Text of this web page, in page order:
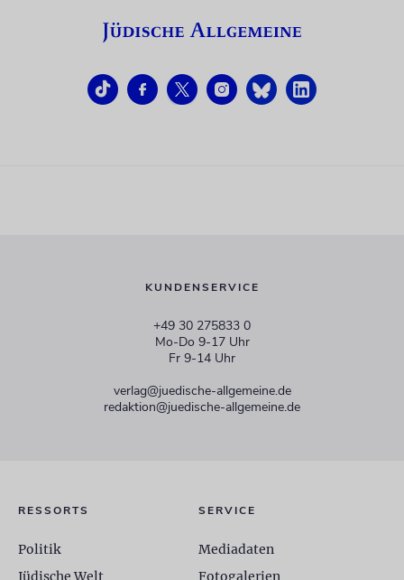
KUNDENSERVICE
+49 30 275833 0
Mo-Do 9-17 Uhr
Fr 9-14 Uhr
verlag@juedische-allgemeine.de
redaktion@juedische-allgemeine.de
RESSORTS
Politik
Jüdische Welt
SERVICE
Mediadaten
Fotogalerien